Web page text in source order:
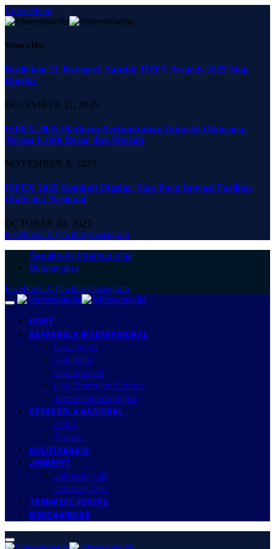
Close Menu
What's Hot
Hadirkan 21 Kategori, Santini JMTV Awards 2025 Siap
Digelar
DECEMBER 11, 2025
ISFEX 2025 Platform Pertumbuhan Industri Olahraga,
Terasa Lebih Besar dan Meriah
NOVEMBER 8, 2025
ISFEX 2025 Kembali Digelar, Siap Pacu Inovasi Fasilitas
Olahraga Nasional
OCTOBER 24, 2025
Facebook X (Twitter) Instagram
Sepakbola Internasional
Bulutangkis
Facebook X (Twitter) Instagram
HOME
SEPAKBOLA INTERNASIONAL
Liga Inggris
Liga Italia
Liga Spanyol
Liga Champion/Europa
Timnas Mancanegara
SEPAKBOLA NASIONAL
Liga 1
Timnas
BULUTANGKIS
JEBREEET
Jebreeet Talk
Jebreeet Tips
TRANMERE ROVERS
MERCHANDISE